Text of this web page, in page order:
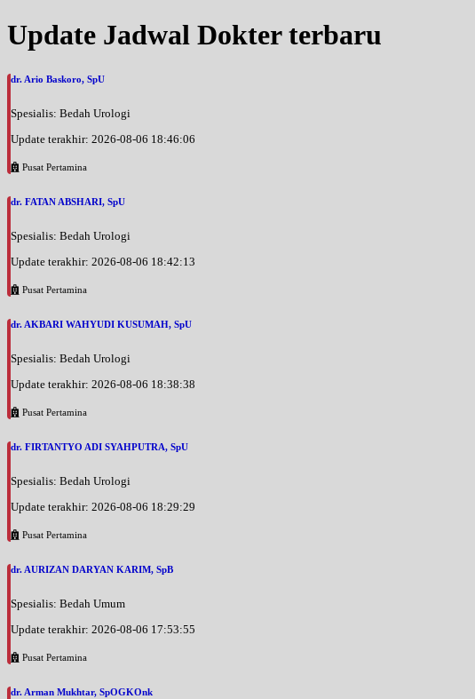
Update Jadwal Dokter terbaru
dr. Ario Baskoro, SpU
Spesialis: Bedah Urologi
Update terakhir: 2026-08-06 18:46:06
Pusat Pertamina
dr. FATAN ABSHARI, SpU
Spesialis: Bedah Urologi
Update terakhir: 2026-08-06 18:42:13
Pusat Pertamina
dr. AKBARI WAHYUDI KUSUMAH, SpU
Spesialis: Bedah Urologi
Update terakhir: 2026-08-06 18:38:38
Pusat Pertamina
dr. FIRTANTYO ADI SYAHPUTRA, SpU
Spesialis: Bedah Urologi
Update terakhir: 2026-08-06 18:29:29
Pusat Pertamina
dr. AURIZAN DARYAN KARIM, SpB
Spesialis: Bedah Umum
Update terakhir: 2026-08-06 17:53:55
Pusat Pertamina
dr. Arman Mukhtar, SpOGKOnk